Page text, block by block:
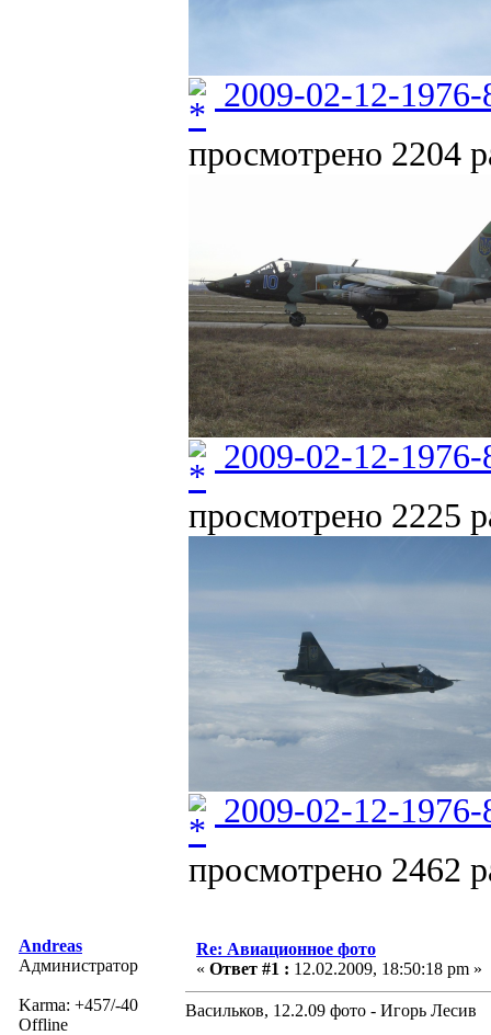
2009-02-12-
просмотрено 2204
2009-02-12-
просмотрено 2225
2009-02-12-
просмотрено 2462
Andreas
Администратор
Karma: +457/-40
Offline
Re: Авиационное фото
« Ответ #1 : 12.02.2009, 18:50:18 pm »
Васильков, 12.2.09 фото - Игорь Лесив